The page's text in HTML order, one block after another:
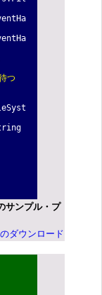
つ
サンプル・プ
ダウンロード